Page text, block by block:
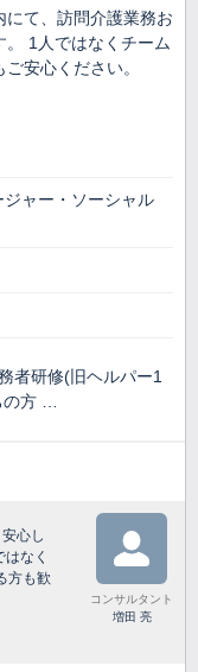
て、訪問介護業務お
。 1人ではなくチーム
安心ください。
ャー・ソーシャル
者研修(旧ヘルパー1
の方 …
心し
なく
方も歓
コンサルタント
増田 亮